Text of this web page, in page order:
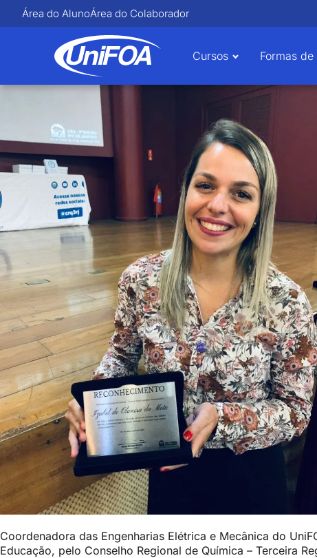
Área do AlunoÁrea do Colaborador
Cursos Formas
Coordenadora das Engenharias Elétrica e Mecânica do
Educação, pelo Conselho Regional de Química – Terceira